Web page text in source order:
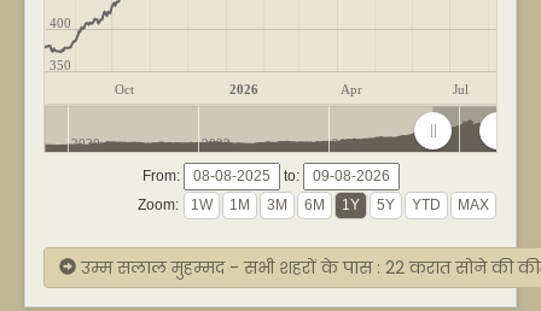
Oct 2026 Apr Jul
350
400
2020 2022 2024 2026
From:
to:
Zoom:
उम्म सलाल मुहम्मद - सभी शहरों के पास : 22 करात सोने की